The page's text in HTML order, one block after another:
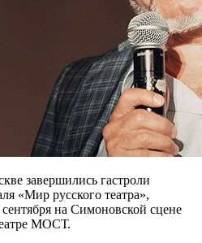
завершились гастроли
«Мир русского театра»,
на Симоновской сцене
МОСТ.